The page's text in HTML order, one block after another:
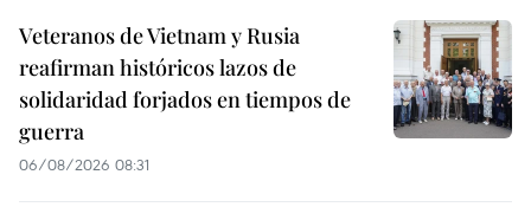
Veteranos de Vietnam y Rusia
reafirman históricos lazos de
solidaridad forjados en tiempos de
guerra
06/08/2026 08:31